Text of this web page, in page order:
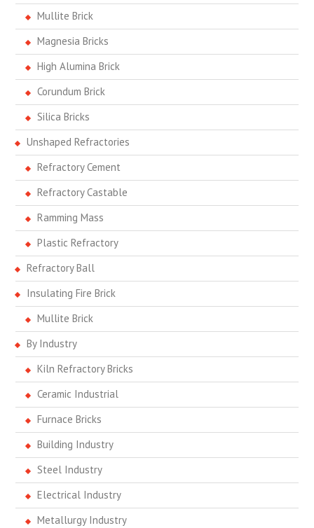
Mullite Brick
Magnesia Bricks
High Alumina Brick
Corundum Brick
Silica Bricks
Unshaped Refractories
Refractory Cement
Refractory Castable
Ramming Mass
Plastic Refractory
Refractory Ball
Insulating Fire Brick
Mullite Brick
By Industry
Kiln Refractory Bricks
Ceramic Industrial
Furnace Bricks
Building Industry
Steel Industry
Electrical Industry
Metallurgy Industry